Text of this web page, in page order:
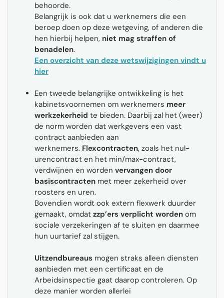
behoorde.
Belangrijk is ook dat u werknemers die een
beroep doen op deze wetgeving, of anderen die
hen hierbij helpen, niet mag straffen of
benadelen.
Een overzicht van deze wetswijzigingen vindt u
hier
Een tweede belangrijke ontwikkeling is het
kabinetsvoornemen om werknemers meer
werkzekerheid te bieden. Daarbij zal het (weer)
de norm worden dat werkgevers een vast
contract aanbieden aan
werknemers. Flexcontracten, zoals het nul-
urencontract en het min/max-contract,
verdwijnen en worden vervangen door
basiscontractenmet meer zekerheid over
roosters en uren.
Bovendien wordt ook extern flexwerk duurder
gemaakt, omdat zzp’ers verplicht wordenom
sociale verzekeringen af te sluiten en daarmee
hun uurtarief zal stijgen.
Uitzendbureausmogen straks alleen diensten
aanbieden met een certificaat en de
Arbeidsinspectie gaat daarop controleren. Op
deze manier worden allerlei